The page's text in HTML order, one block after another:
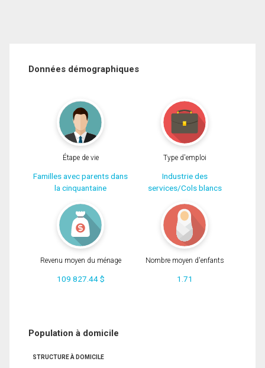
Données démographiques
Étape de vie
Familles avec parents dans
la cinquantaine
Type d'emploi
Industrie des
services/Cols blancs
Revenu moyen du ménage
109 827.44 $
Nombre moyen d'enfants
1.71
Population à domicile
STRUCTURE À DOMICILE